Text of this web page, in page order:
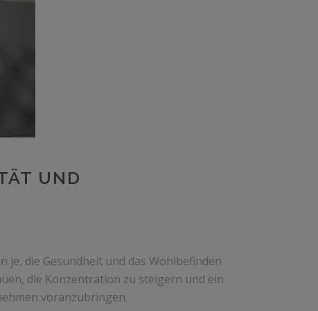
UND
die Gesundheit und das Wohlbefinden
die Konzentration zu steigern und ein
voranzubringen.